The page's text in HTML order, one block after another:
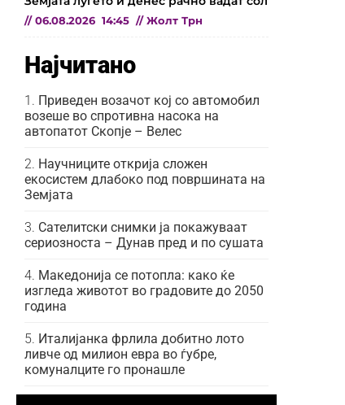
// 06.08.2026 14:45 // Жолт Трн
Најчитано
Приведен возачот кој со автомобил
возеше во спротивна насока на
автопатот Скопје – Велес
Научниците открија сложен
екосистем длабоко под површината на
Земјата
Сателитски снимки ја покажуваат
сериозноста – Дунав пред и по сушата
Македонија се потопла: како ќе
изгледа животот во градовите до 2050
година
Италијанка фрлила добитно лото
ливче од милион евра во ѓубре,
комуналците го пронашле